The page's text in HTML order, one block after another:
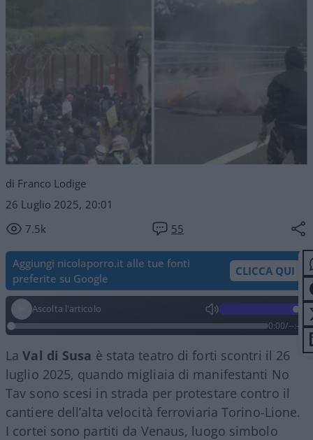
di Franco Lodige
26 Luglio 2025, 20:01
7.5k
55
Aggiungi nicolaporro.it alle tue fonti
preferite su Google
CLICCA QUI
Ascolta l'articolo
0:00/--:--
LaVal di Susa è stata teatro di forti scontri il 26
luglio 2025, quando migliaia di manifestanti No
Tav sono scesi in strada per protestare contro il
cantiere dell’alta velocità ferroviaria Torino-Lione.
I cortei sono partiti da Venaus, luogo simbolo